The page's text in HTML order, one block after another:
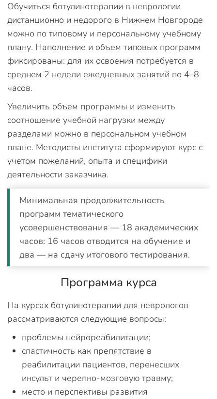
Обучиться ботулинотерапии в неврологии
дистанционно и недорого в Нижнем Новгороде
можно по типовому и персональному учебному
плану. Наполнение и объем типовых программ
фиксированы: для их освоения потребуется в
среднем 2 недели ежедневных занятий по 4–8
часов.
Увеличить объем программы и изменить
соотношение учебной нагрузки между
разделами можно в персональном учебном
плане. Методисты института сформируют курс с
учетом пожеланий, опыта и специфики
деятельности заказчика.
Минимальная продолжительность
программ тематического
усовершенствования — 18 академических
часов: 16 часов отводится на обучение и
два — на сдачу итогового тестирования.
Программа курса
На курсах ботулинотерапии для неврологов
рассматриваются следующие вопросы:
проблемы нейрореабилитации;
спастичность как препятствие в
реабилитации пациентов, перенесших
инсульт и черепно-мозговую травму;
место и перспективы развития